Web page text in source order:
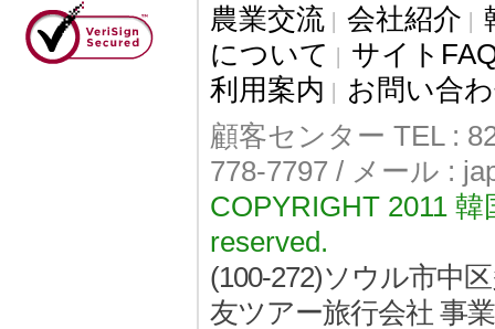
農業交流 | 会社紹介 |
について | サイト
利用案内 | お問い合
顧客センター TEL :
778-7797 / メール :
COPYRIGHT 2011
reserved.
(100-272)ソウル市中
友ツアー旅行会社 事